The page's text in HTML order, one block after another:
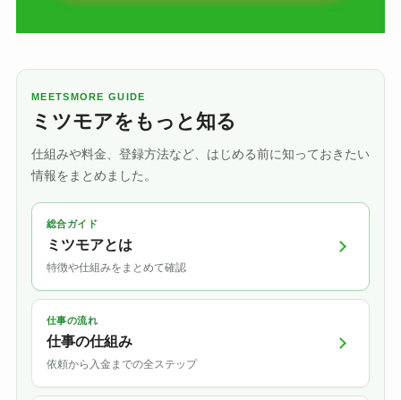
MEETSMORE GUIDE
ミツモアをもっと知る
仕組みや料金、登録方法など、はじめる前に知っておきたい
情報をまとめました。
総合ガイド
ミツモアとは
特徴や仕組みをまとめて確認
仕事の流れ
仕事の仕組み
依頼から入金までの全ステップ